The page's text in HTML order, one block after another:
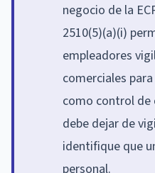
negocio de la
2510(5)(a)(i)
empleadores
comerciales
como control de
debe dejar de
identifique que
personal.